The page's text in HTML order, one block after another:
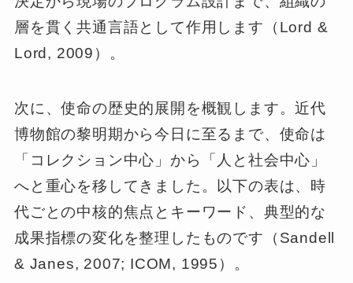
層を貫く共通言語として作用します（Lord &
Lord, 2009）。
次に、使命の歴史的展開を概観します。近代
博物館の黎明期から今日に至るまで、使命は
「コレクション中心」から「人と社会中心」
へと重心を移してきました。以下の表は、時
代ごとの中核的焦点とキーワード、典型的な
成果指標の変化を整理したものです（Sandell
& Janes, 2007; ICOM, 1995）。